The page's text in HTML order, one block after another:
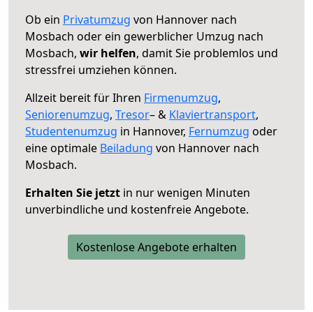
Ob ein Privatumzug von Hannover nach
Mosbach oder ein gewerblicher Umzug nach
Mosbach, wir helfen, damit Sie problemlos und
stressfrei umziehen können.
Allzeit bereit für Ihren Firmenumzug,
Seniorenumzug, Tresor– & Klaviertransport,
Studentenumzug in Hannover, Fernumzug oder
eine optimale Beiladung von Hannover nach
Mosbach.
Erhalten Sie jetzt in nur wenigen Minuten
unverbindliche und kostenfreie Angebote.
Kostenlose Angebote erhalten